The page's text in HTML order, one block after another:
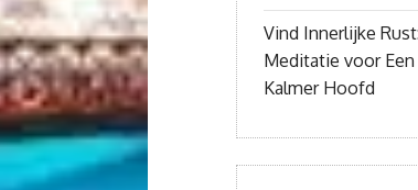
Vind Innerlijke
Meditatie voor Een
Kalmer Hoofd